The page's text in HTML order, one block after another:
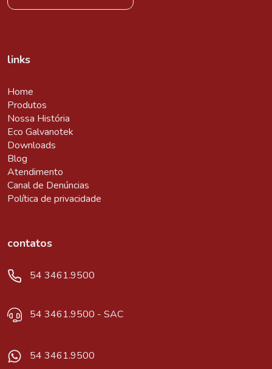
contatos
54 3461.9500
54 3461.9500 - SAC
54 3461.9500
links
Home
Produtos
Nossa História
Eco Galvanotek
Downloads
Blog
Atendimento
Canal de Denúncias
Política de privacidade